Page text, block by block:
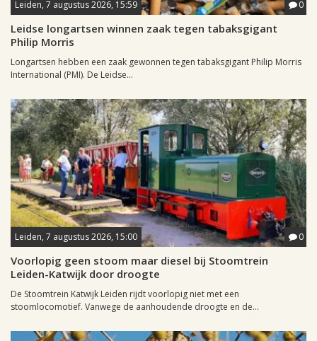
Leiden, 7 augustus 2026, 15:59 0
Leidse longartsen winnen zaak tegen tabaksgigant
Philip Morris
Longartsen hebben een zaak gewonnen tegen tabaksgigant Philip Morris
International (PMI). De Leidse...
Leiden, 7 augustus 2026, 15:00 0
Voorlopig geen stoom maar diesel bij Stoomtrein
Leiden-Katwijk door droogte
De Stoomtrein Katwijk Leiden rijdt voorlopig niet met een
stoomlocomotief. Vanwege de aanhoudende droogte en de...